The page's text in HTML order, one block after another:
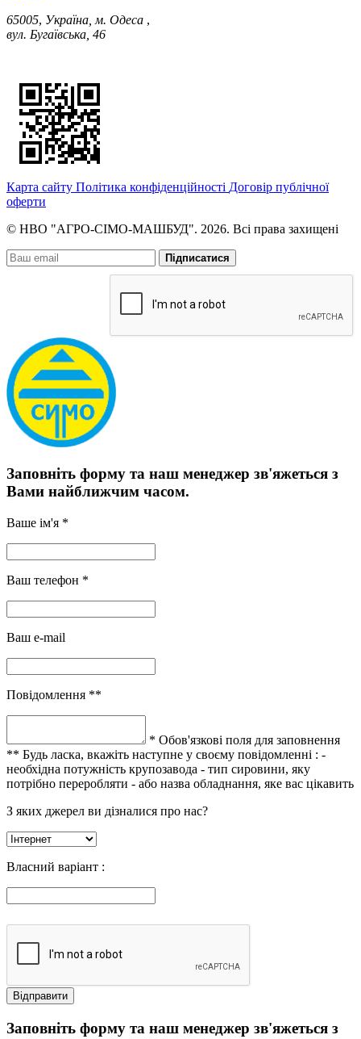
65005, Україна, м. Одеса ,
вул. Бугаївська, 46
Карта сайту Політика конфіденційності Договір публічної
оферти
© НВО "АГРО-СІМО-МАШБУД". 2026. Всі права захищені
Підписатися
Заповніть форму та наш менеджер зв'яжеться з
Вами найближчим часом.
Ваше ім'я *
Ваш телефон *
Ваш e-mail
Повідомлення **
* Обов'язкові поля для заповнення
** Будь ласка, вкажіть наступне у своєму повідомленні : -
необхідна потужність крупозавода - тип сировини, яку
потрібно переробляти - або назва обладнання, яке вас цікавить
З яких джерел ви дізналися про нас?
Власний варіант :
Заповніть форму та наш менеджер зв'яжеться з